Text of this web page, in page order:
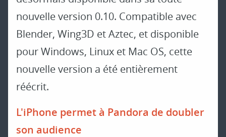
nouvelle version 0.10. Compatible avec
Blender, Wing3D et Aztec, et disponible
pour Windows, Linux et Mac OS, cette
nouvelle version a été entièrement
réécrit.
L'iPhone permet à Pandora de doubler
son audience